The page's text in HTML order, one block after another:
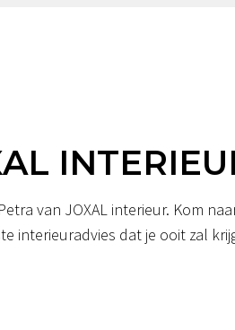
van JOXAL interieur. Kom
interieuradvies dat je ooit zal